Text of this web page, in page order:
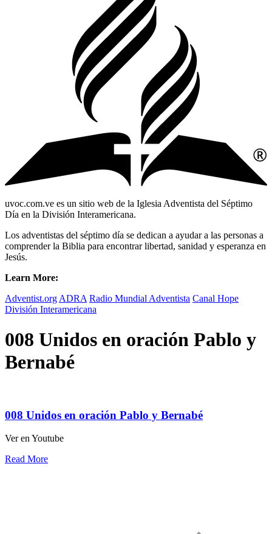
uvoc.com.ve es un sitio web de la Iglesia Adventista del Séptimo
Día en la División Interamericana.
Los adventistas del séptimo día se dedican a ayudar a las personas a
comprender la Biblia para encontrar libertad, sanidad y esperanza en
Jesús.
Learn More:
Adventist.org ADRA Radio Mundial Adventista Canal Hope
División Interamericana
008 Unidos en oración Pablo y
Bernabé
008 Unidos en oración Pablo y Bernabé
Ver en Youtube
Read More